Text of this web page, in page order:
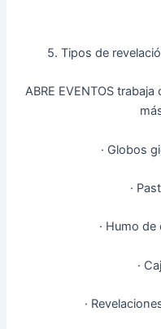
5. Tipos de
ABRE EVENTOS
· Globos
·
· Humo
·
·